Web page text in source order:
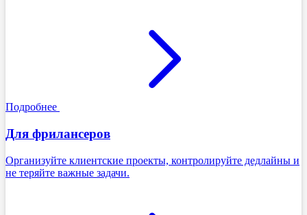
Подробнее
Для фрилансеров
Организуйте клиентские проекты, контролируйте дедлайны и
не теряйте важные задачи.